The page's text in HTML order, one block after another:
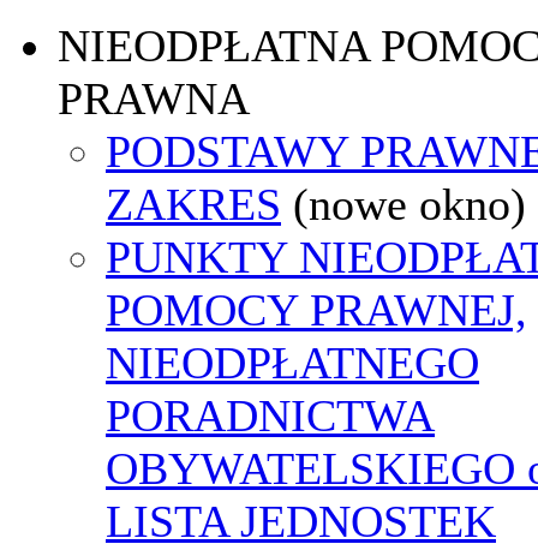
NIEODPŁATNA
PRAWNA
PODSTAWY
ZAKRES (nowe okno)
PUNKTY
POMOCY PRAWNEJ,
NIEODPŁATNEGO
PORADNICTWA
OBYWATELSKIEGO
LISTA JEDNOSTEK